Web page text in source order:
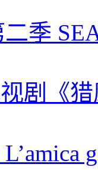
季
剧《